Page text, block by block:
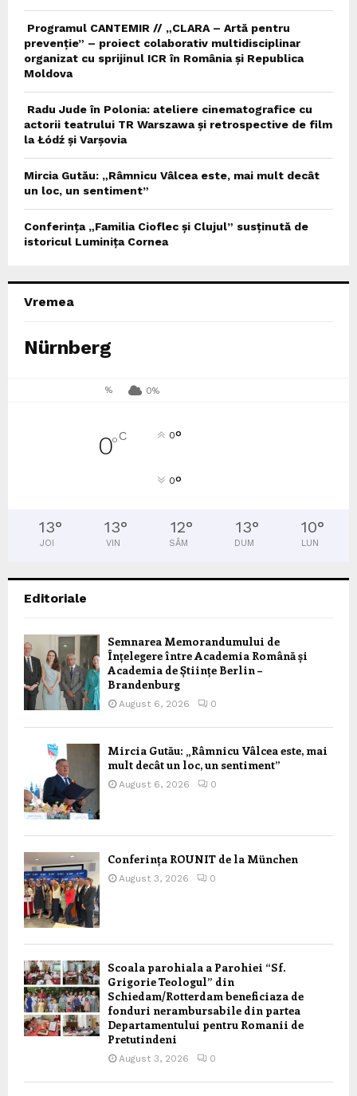
Programul CANTEMIR // „CLARA – Artă pentru
prevenție” – proiect colaborativ multidisciplinar
organizat cu sprijinul ICR în România și Republica
Moldova
Radu Jude în Polonia: ateliere cinematografice cu
actorii teatrului TR Warszawa și retrospective de film
la Łódź și Varșovia
Mircia Gutău: „Râmnicu Vâlcea este, mai mult decât
un loc, un sentiment”
Conferința „Familia Cioflec și Clujul” susținută de
istoricul Luminița Cornea
Vremea
Nürnberg
% 0%
0°C 0°
0°
13°
JOI
13°
VIN
12°
SÂM
13°
DUM
10°
LUN
Editoriale
Semnarea Memorandumului de
Înțelegere între Academia Română și
Academia de Științe Berlin –
Brandenburg
August 6, 2026 0
Mircia Gutău: „Râmnicu Vâlcea este, mai
mult decât un loc, un sentiment”
August 6, 2026 0
Conferința ROUNIT de la München
August 3, 2026 0
Scoala parohiala a Parohiei “Sf.
Grigorie Teologul” din
Schiedam/Rotterdam beneficiaza de
fonduri nerambursabile din partea
Departamentului pentru Romanii de
Pretutindeni
August 3, 2026 0